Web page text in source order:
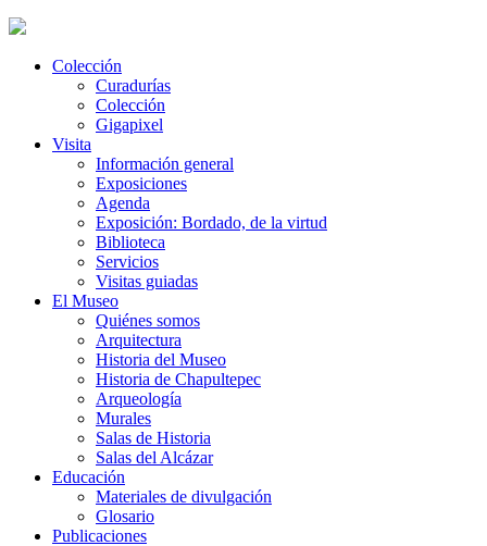
Colección
Curadurías
Colección
Gigapixel
Visita
Información general
Exposiciones
Agenda
Exposición: Bordado, de la virtud
Biblioteca
Servicios
Visitas guiadas
El Museo
Quiénes somos
Arquitectura
Historia del Museo
Historia de Chapultepec
Arqueología
Murales
Salas de Historia
Salas del Alcázar
Educación
Materiales de divulgación
Glosario
Publicaciones